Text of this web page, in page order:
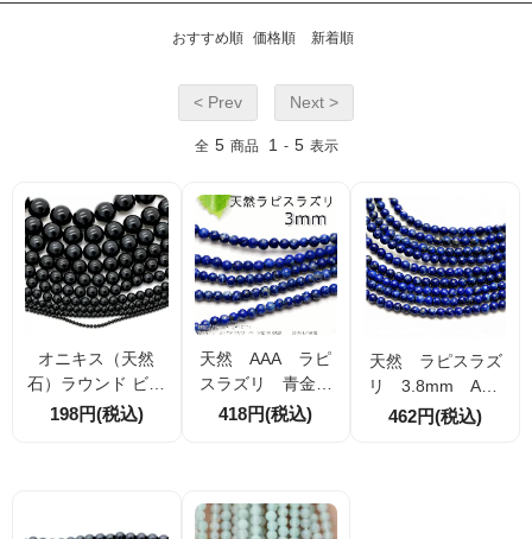
おすすめ順 価格順 新着順
< Prev Next >
全 5 商品 1 - 5 表示
オニキス（天然
石）ラウンド ビー
ズ サイズ一覧 3m
198円(税込)
天然 AAA ラピ
スラズリ 青金石
3mm 10粒／100
418円(税込)
天然 ラピスラズ
リ 3.8mm AAA
10粒／100粒 【1
462円(税込)